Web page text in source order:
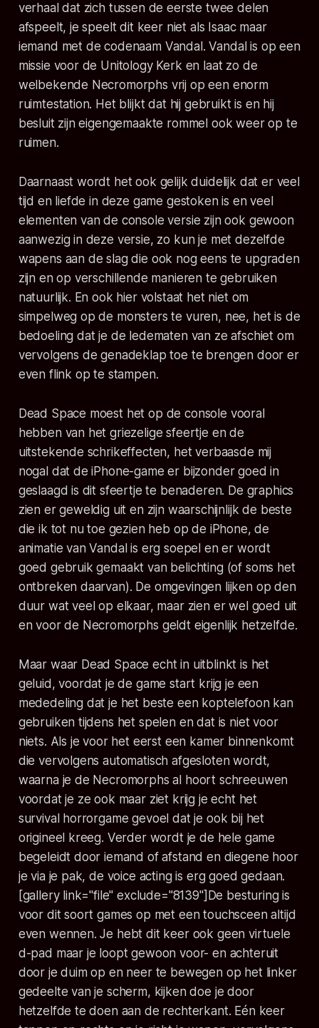
verhaal dat zich tussen de eerste twee delen
afspeelt, je speelt dit keer niet als Isaac maar
iemand met de codenaam Vandal. Vandal is op een
missie voor de Unitology Kerk en laat zo de
welbekende Necromorphs vrij op een enorm
ruimtestation. Het blijkt dat hij gebruikt is en hij
besluit zijn eigengemaakte rommel ook weer op te
ruimen.
Daarnaast wordt het ook gelijk duidelijk dat er veel
tijd en liefde in deze game gestoken is en veel
elementen van de console versie zijn ook gewoon
aanwezig in deze versie, zo kun je met dezelfde
wapens aan de slag die ook nog eens te upgraden
zijn en op verschillende manieren te gebruiken
natuurlijk. En ook hier volstaat het niet om
simpelweg op de monsters te vuren, nee, het is de
bedoeling dat je de ledematen van ze afschiet om
vervolgens de genadeklap toe te brengen door er
even flink op te stampen.
Dead Space moest het op de console vooral
hebben van het griezelige sfeertje en de
uitstekende schrikeffecten, het verbaasde mij
nogal dat de iPhone-game er bijzonder goed in
geslaagd is dit sfeertje te benaderen. De graphics
zien er geweldig uit en zijn waarschijnlijk de beste
die ik tot nu toe gezien heb op de iPhone, de
animatie van Vandal is erg soepel en er wordt
goed gebruik gemaakt van belichting (of soms het
ontbreken daarvan). De omgevingen lijken op den
duur wat veel op elkaar, maar zien er wel goed uit
en voor de Necromorphs geldt eigenlijk hetzelfde.
Maar waar Dead Space echt in uitblinkt is het
geluid, voordat je de game start krijg je een
mededeling dat je het beste een koptelefoon kan
gebruiken tijdens het spelen en dat is niet voor
niets. Als je voor het eerst een kamer binnenkomt
die vervolgens automatisch afgesloten wordt,
waarna je de Necromorphs al hoort schreeuwen
voordat je ze ook maar ziet krijg je echt het
survival horrorgame gevoel dat je ook bij het
origineel kreeg. Verder wordt je de hele game
begeleidt door iemand of afstand en diegene hoor
je via je pak, de voice acting is erg goed gedaan.
[gallery link="file" exclude="8139"]De besturing is
voor dit soort games op met een touchsceen altijd
even wennen. Je hebt dit keer ook geen virtuele
d-pad maar je loopt gewoon voor- en achteruit
door je duim op en neer te bewegen op het linker
gedeelte van je scherm, kijken doe je door
hetzelfde te doen aan de rechterkant. Eén keer